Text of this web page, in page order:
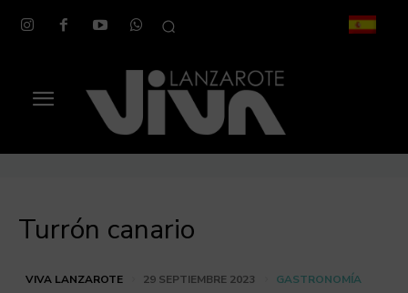
Turrón canario
VIVA LANZAROTE 29 SEPTIEMBRE 2023 GASTRONOMÍA